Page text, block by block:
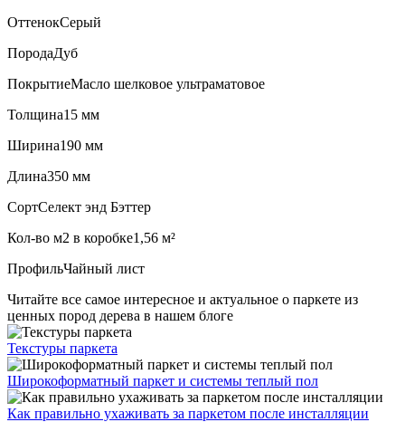
ОттенокСерый
ПородаДуб
ПокрытиеМасло шелковое ультраматовое
Толщина15 мм
Ширина190 мм
Длина350 мм
СортСелект энд Бэттер
Кол-во м2 в коробке1,56 м²
ПрофильЧайный лист
Читайте все самое интересное и актуальное о паркете из
ценных пород дерева в нашем блоге
Текстуры паркета
Широкоформатный паркет и системы теплый пол
Как правильно ухаживать за паркетом после инсталляции